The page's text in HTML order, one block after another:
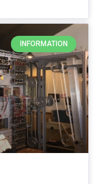
INFORMATION